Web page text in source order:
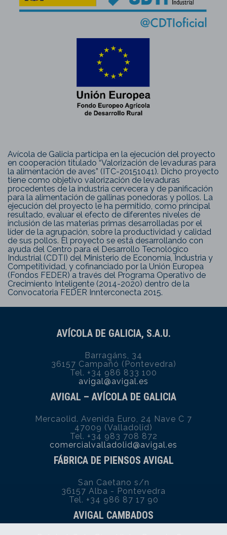
Avícola de Galicia participa en la ejecución del proyecto
en cooperación titulado “Valorización de levaduras para
la alimentación de aves” (ITC-20151041). Dicho proyecto
tiene como objetivo valorización de levaduras
procedentes de la industria cervecera y de panificación
para la alimentación de gallinas ponedoras y pollos. La
ejecución del proyecto le ha permitido, como principal
resultado, evaluar el efecto de diferentes niveles de
inclusión de las materias primas desarrolladas por el
líder de la agrupación, sobre la productividad y calidad
de sus pollos. El proyecto se está desarrollando con
ayuda del Centro para el Desarrollo Tecnológico
Industrial (CDTI) del Ministerio de Economía, Industria y
Competitividad, y cofinanciado por la Unión Europea
(Fondos FEDER) a través del Programa Operativo de
Crecimiento Inteligente (2014-2020) dentro de la
Convocatoria FEDER Innterconecta 2015.
AVÍCOLA DE GALICIA, S.A.U.
Barragáns, 34
36157 Campañó (Pontevedra)
Tel. +34 986 833 100
avigal@avigal.es
AVIGAL – AVÍCOLA DE GALICIA
Mercaolid. Avenida Euro, 24 Nave C 7
47009 (Valladolid)
Tel. +34 983 708 872
comercialvalladolid@avigal.es
FÁBRICA DE PIENSOS AVIGAL
San Caetano s/n
36157 Alba - Pontevedra
Tel. +34 986 87 17 90
AVIGAL CAMBADOS